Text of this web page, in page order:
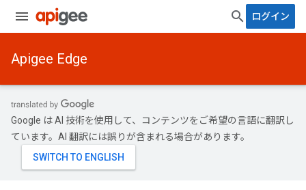
ログイン
Apigee Edge
Google は AI 技術を使用して、コンテンツをご希望の言語に翻訳し
ています。AI 翻訳には誤りが含まれる場合があります。